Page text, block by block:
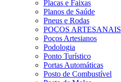
Placas e Faixas
Planos de Saúde
Pneus e Rodas
POÇOS ARTESANAIS
Poços Artesianos
Podologia
Ponto Turístico
Portas Automáticas
Posto de Combustível